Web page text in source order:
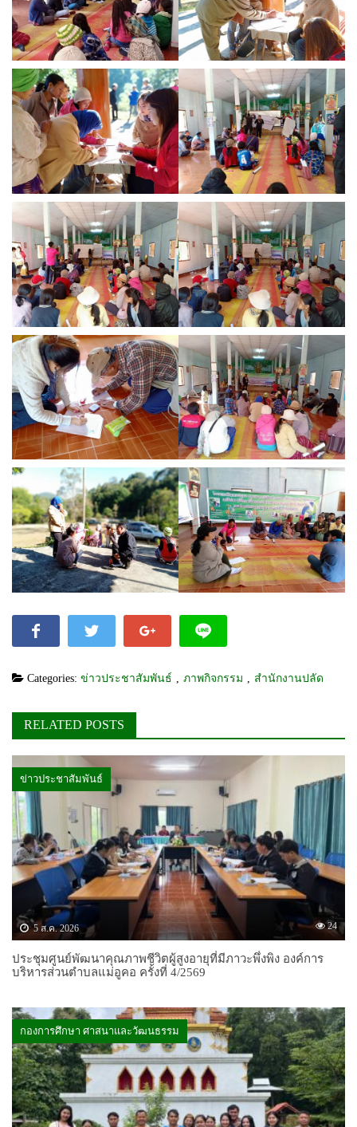
Categories: ข่าวประชาสัมพันธ์ , ภาพกิจกรรม , สำนักงานปลัด
RELATED POSTS
ข่าวประชาสัมพันธ์
5 ส.ค. 2026 24
ประชุมศูนย์พัฒนาคุณภาพชีวิตผู้สูงอายุที่มีภาวะพึ่งพิง องค์การ
บริหารส่วนตำบลแม่อูคอ ครั้งที่ 4/2569
กองการศึกษา ศาสนาและวัฒนธรรม